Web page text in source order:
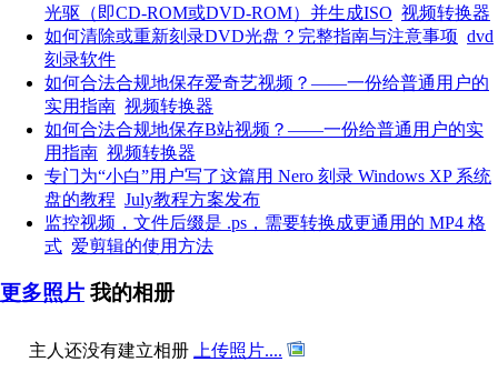
光驱（即CD-ROM或DVD-ROM）并生成ISO 视频转换器
如何清除或重新刻录DVD光盘？完整指南与注意事项 dvd
刻录软件
如何合法合规地保存爱奇艺视频？——一份给普通用户的
实用指南 视频转换器
如何合法合规地保存B站视频？——一份给普通用户的实
用指南 视频转换器
专门为“小白”用户写了这篇用 Nero 刻录 Windows XP 系统
盘的教程 July教程方案发布
监控视频，文件后缀是 .ps，需要转换成更通用的 MP4 格
式 爱剪辑的使用方法
更多照片 我的相册
主人还没有建立相册 上传照片....